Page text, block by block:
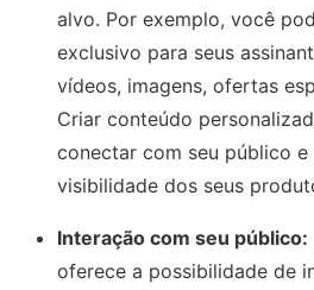
alvo. Por exemplo, você
exclusivo para seus
vídeos, imagens, ofertas
Criar conteúdo
conectar com seu público e
visibilidade dos seus
Interação com seu público:
oferece a possibilidade de